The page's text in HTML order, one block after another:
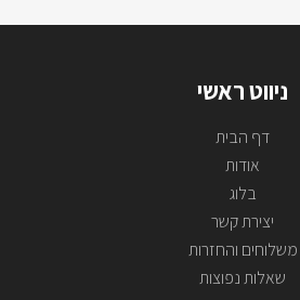
ניווט ראשי
דף הבית
אודות
בלוג
יצירת קשר
משלוחים והחזרות
שאלות נפוצות